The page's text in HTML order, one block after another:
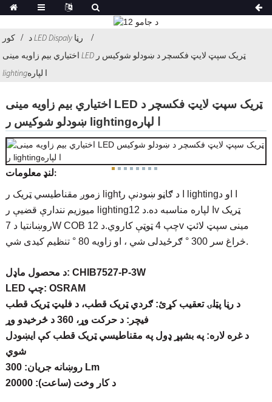
کور
د LED Dispaly رڼا
اختیاري بیم زاویه مینی LED ټریک سپټ لایټ فکسچر د ښودلو شوکیس ر
lightingا لپاره
اختیاري بیم زاویه مینی LED ټریک سپټ لایټ فکسچر د
ښودلو شوکیس ر lightingا لپاره
لنډ معلومات:
زموږ مقناطیسي ټریک ر lightا د ګاڼو ښودنې ر lightingا او د
میوزیم نندارې قضیې ر lightingا لپاره مناسبه ده.د 12v ټریک
روښانتیا د 7W COB چپ 4 ټوټې کاروي.د 12v مینی سپټ لائټ
څراغ سر 300 ° ګرځیدلی شي ، او زاویه 80 ° تنظیم کیدی شي.
د محصول ماډل: CHIB7527-P-3W
LED چپ: OSRAM
د رڼا پټلۍ تعقیب کړئ: ګردي ټریک قطب، د فلیټ ټریک قطب
فیچر: د حرکت وړ، 360 د څرخیدو وړ
د غره لاره: په بشپړ ډول په مقناطیسي ټریک قطب کې ایښودل
شوي
روښانه جریان: 300 Lm
د کار وخت (ساعت): 20000